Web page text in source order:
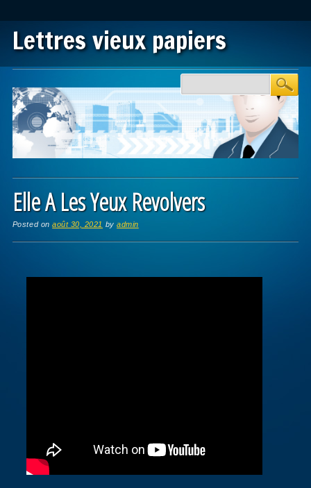
Lettres vieux papiers
Main menu
Elle A Les Yeux Revolvers
Posted onaoût 30, 2021 byadmin